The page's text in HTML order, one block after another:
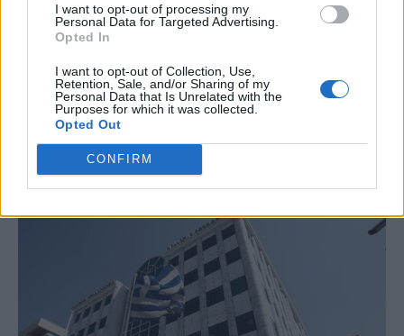
I want to opt-out of processing my
Personal Data for Targeted Advertising.
Opted In
I want to opt-out of Collection, Use,
Retention, Sale, and/or Sharing of my
Personal Data that Is Unrelated with the
Purposes for which it was collected.
Opted Out
CONFIRM